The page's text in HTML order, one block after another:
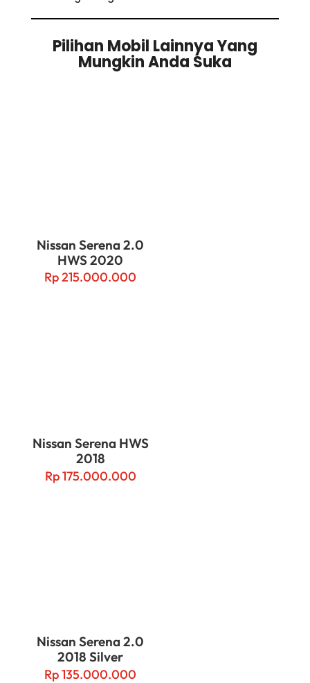
Pilihan Mobil Lainnya Yang
Mungkin Anda Suka
Nissan Serena 2.0
HWS 2020
Rp215.000.000
Nissan Serena HWS
2018
Rp175.000.000
Nissan Serena 2.0
2018 Silver
Rp135.000.000